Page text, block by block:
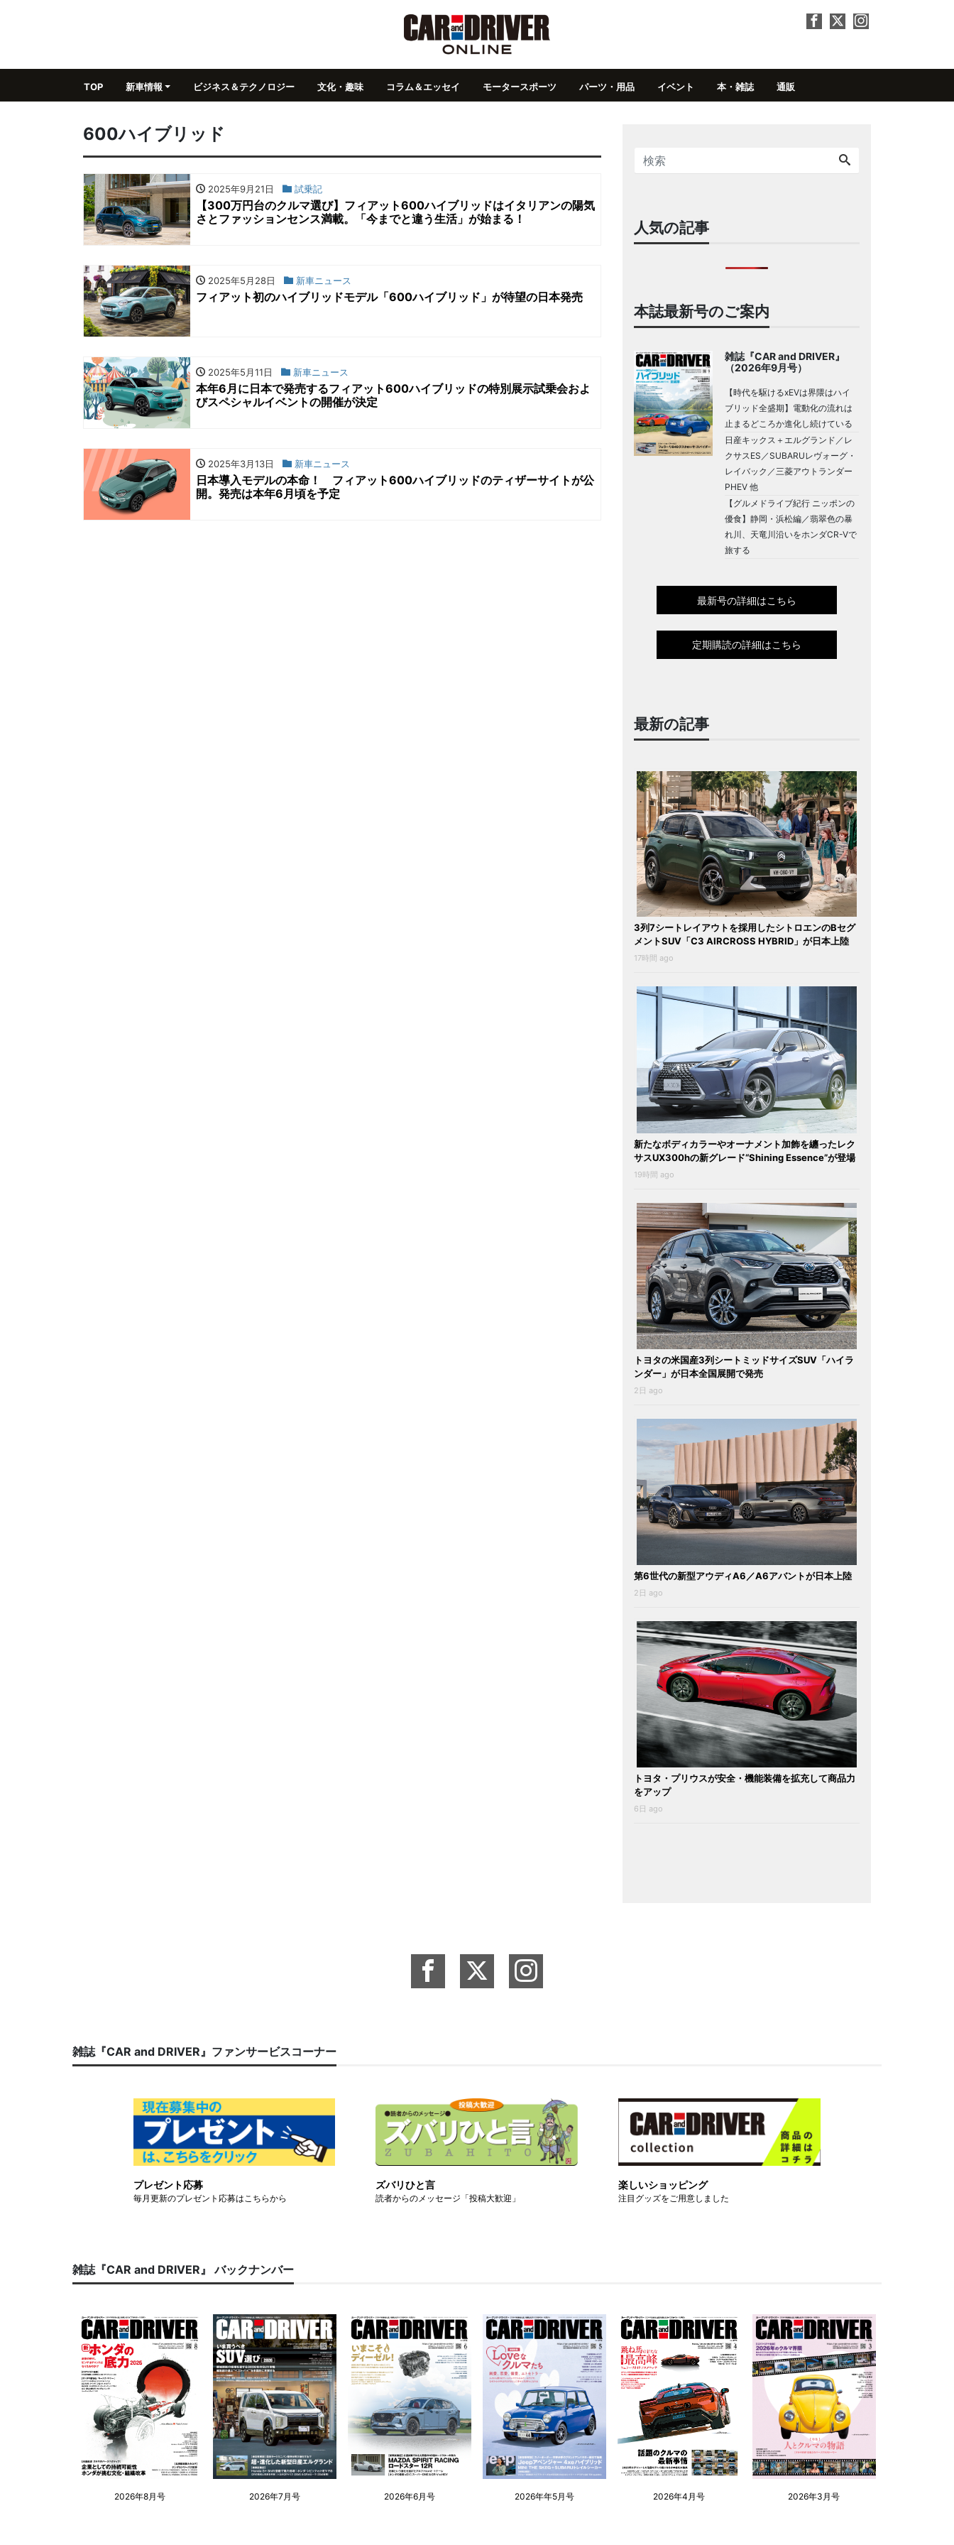
TOP 新車情報 ビジネス＆テクノロジー 文化・趣味 コラム＆エッセイ モータースポーツ パーツ・用品 イベント 本・雑誌 通販
600ハイブリッド
2025年9月21日 試乗記
【300万円台のクルマ選び】フィアット600ハイブリッドはイタリアンの陽気
さとファッションセンス満載。「今までと違う生活」が始まる！
2025年5月28日 新車ニュース
フィアット初のハイブリッドモデル「600ハイブリッド」が待望の日本発売
2025年5月11日 新車ニュース
本年6月に日本で発売するフィアット600ハイブリッドの特別展示試乗会およ
びスペシャルイベントの開催が決定
2025年3月13日 新車ニュース
日本導入モデルの本命！ フィアット600ハイブリッドのティザーサイトが公
開。発売は本年6月頃を予定
人気の記事
本誌最新号のご案内
雑誌『CAR and DRIVER』
（2026年9月号）
【時代を駆けるxEVは界隈はハイ
ブリッド全盛期】電動化の流れは
止まるどころか進化し続けている
日産キックス＋エルグランド／レ
クサスES／SUBARUレヴォーグ・
レイバック／三菱アウトランダー
PHEV 他
【グルメドライブ紀行 ニッポンの
優食】静岡・浜松編／翡翠色の暴
れ川、天竜川沿いをホンダCR-Vで
旅する
最新号の詳細はこちら
定期購読の詳細はこちら
最新の記事
3列7シートレイアウトを採用したシトロエンのBセグ
メントSUV「C3 AIRCROSS HYBRID」が日本上陸
17時間 ago
新たなボディカラーやオーナメント加飾を纏ったレク
サスUX300hの新グレード“Shining Essence”が登場
19時間 ago
トヨタの米国産3列シートミッドサイズSUV「ハイラ
ンダー」が日本全国展開で発売
2日 ago
第6世代の新型アウディA6／A6アバントが日本上陸
2日 ago
トヨタ・プリウスが安全・機能装備を拡充して商品力
をアップ
6日 ago
雑誌『CAR and DRIVER』ファンサービスコーナー
プレゼント応募
毎月更新のプレゼント応募はこちらから
ズバリひと言
読者からのメッセージ「投稿大歓迎」
楽しいショッピング
注目グッズをご用意しました
雑誌『CAR and DRIVER』 バックナンバー
2026年8月号 2026年7月号 2026年6月号 2026年年5月号 2026年4月号 2026年3月号